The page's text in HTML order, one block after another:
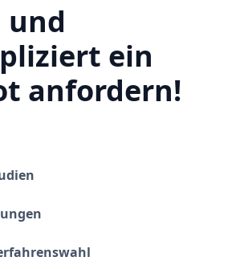
und
ein
anfordern!